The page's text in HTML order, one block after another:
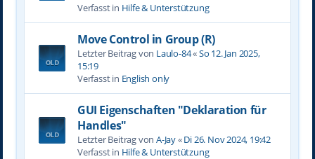
Verfasst in Hilfe & Unterstützung
Move Control in Group (R)
Letzter Beitrag von Laulo-84«So 12. Jan 2025,
15:19
Verfasst in English only
GUI Eigenschaften "Deklaration für
Handles"
Letzter Beitrag von A-Jay«Di 26. Nov 2024, 19:42
Verfasst in Hilfe & Unterstützung